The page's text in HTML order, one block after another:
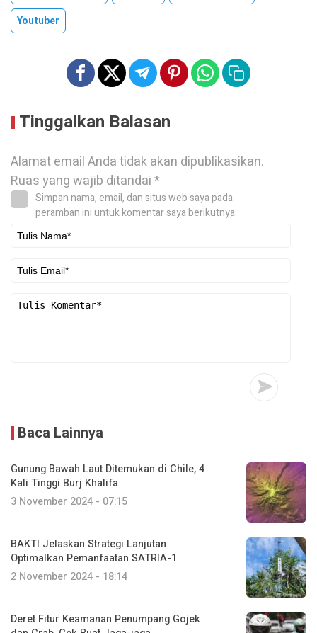
Youtuber
Tinggalkan Balasan
Alamat email Anda tidak akan dipublikasikan.
Ruas yang wajib ditandai*
Simpan nama, email, dan situs web saya pada
peramban ini untuk komentar saya berikutnya.
Baca Lainnya
Gunung Bawah Laut Ditemukan di Chile, 4
Kali Tinggi Burj Khalifa
3 November 2024 - 07:15
BAKTI Jelaskan Strategi Lanjutan
Optimalkan Pemanfaatan SATRIA-1
2 November 2024 - 18:14
Deret Fitur Keamanan Penumpang Gojek